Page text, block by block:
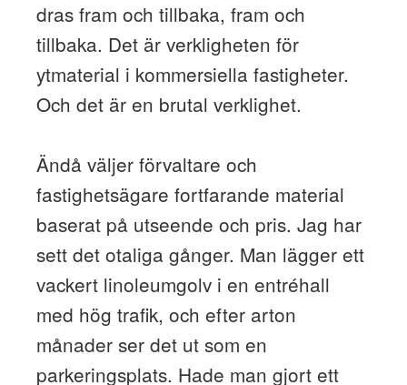
dras fram och tillbaka, fram och
tillbaka. Det är verkligheten för
ytmaterial i kommersiella fastigheter.
Och det är en brutal verklighet.
Ändå väljer förvaltare och
fastighetsägare fortfarande material
baserat på utseende och pris. Jag har
sett det otaliga gånger. Man lägger ett
vackert linoleumgolv i en entréhall
med hög trafik, och efter arton
månader ser det ut som en
parkeringsplats. Hade man gjort ett